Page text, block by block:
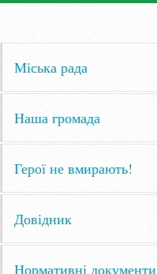
Міська рада
Наша громада
Герої не вмирають!
Довідник
Нормативні документи